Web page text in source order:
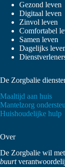
Gezond leven
Digitaal leven
Zinvol leven
Comfortabel
Samen leven
Dagelijks
De Zorgbalie
Maaltijd aan huis
Mantelzorg
Huishoudelijke hulp
Over
De Zorgbalie wil met
buurt